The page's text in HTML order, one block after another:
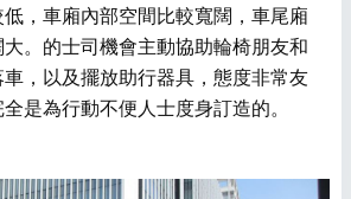
，車廂內部空間比較寬闊，車尾廂
。的士司機會主動協助輪椅朋友和
，以及擺放助行器具，態度非常友
是為行動不便人士度身訂造的。